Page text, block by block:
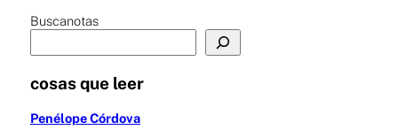
Buscanotas
cosas que leer
Penélope Córdova